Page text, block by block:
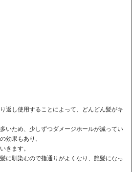
返し使用することによって、どんどん髪がキ
いため、少しずつダメージホールが減ってい
効果もあり、
きます。
に馴染むので指通りがよくなり、艶髪になっ